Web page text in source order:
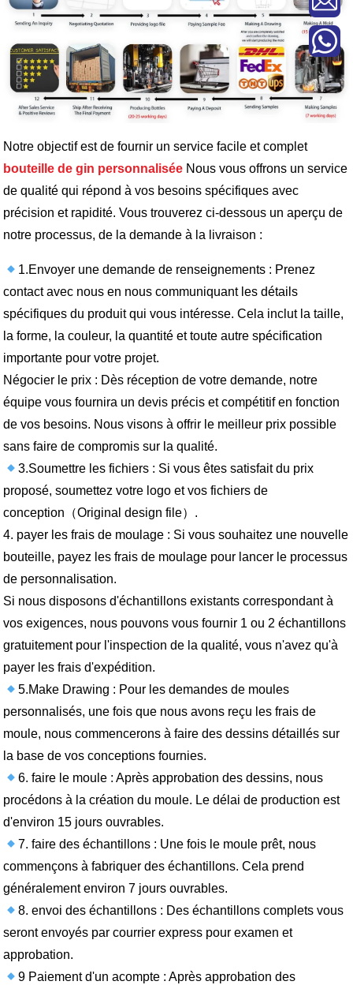
Notre objectif est de fournir un service facile et complet
bouteille de gin personnalisée Nous vous offrons un service
de qualité qui répond à vos besoins spécifiques avec
précision et rapidité. Vous trouverez ci-dessous un aperçu de
notre processus, de la demande à la livraison :
1.Envoyer une demande de renseignements : Prenez
contact avec nous en nous communiquant les détails
spécifiques du produit qui vous intéresse. Cela inclut la taille,
la forme, la couleur, la quantité et toute autre spécification
importante pour votre projet.
Négocier le prix : Dès réception de votre demande, notre
équipe vous fournira un devis précis et compétitif en fonction
de vos besoins. Nous visons à offrir le meilleur prix possible
sans faire de compromis sur la qualité.
3.Soumettre les fichiers : Si vous êtes satisfait du prix
proposé, soumettez votre logo et vos fichiers de
conception（Original design file）.
4. payer les frais de moulage : Si vous souhaitez une nouvelle
bouteille, payez les frais de moulage pour lancer le processus
de personnalisation.
Si nous disposons d'échantillons existants correspondant à
vos exigences, nous pouvons vous fournir 1 ou 2 échantillons
gratuitement pour l'inspection de la qualité, vous n'avez qu'à
payer les frais d'expédition.
5.Make Drawing : Pour les demandes de moules
personnalisés, une fois que nous avons reçu les frais de
moule, nous commencerons à faire des dessins détaillés sur
la base de vos conceptions fournies.
6. faire le moule : Après approbation des dessins, nous
procédons à la création du moule. Le délai de production est
d'environ 15 jours ouvrables.
7. faire des échantillons : Une fois le moule prêt, nous
commençons à fabriquer des échantillons. Cela prend
généralement environ 7 jours ouvrables.
8. envoi des échantillons : Des échantillons complets vous
seront envoyés par courrier express pour examen et
approbation.
9 Paiement d'un acompte : Après approbation des